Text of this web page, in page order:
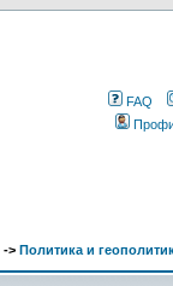
FAQ
-> Политика и